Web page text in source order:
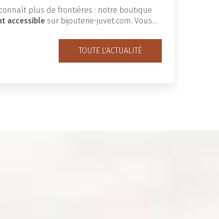
plus de frontières : notre boutique
accessible sur bijouterie-juvet.com. Vous…
TOUTE L'ACTUALITÉ